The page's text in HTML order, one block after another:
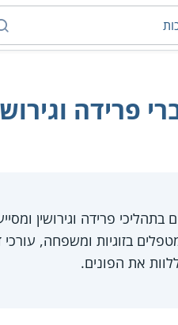
פרידה
פרידה וגירושין
בזוגיות ומשפחה,
את הפונים.